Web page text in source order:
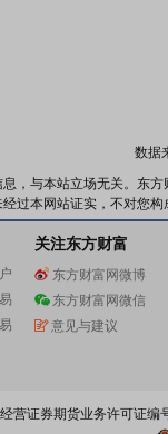
数据
，与本站立场无关。东
过本网站证实，不对您
关注东方财富
东方财富网微博
东方财富网微信
意见与建议
营证券期货业务许可证编